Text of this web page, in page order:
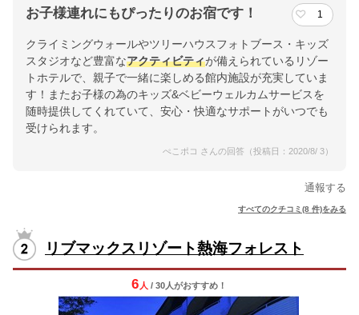
お子様連れにもぴったりのお宿です！ 1
クライミングウォールやツリーハウスフォトブース・キッズ
スタジオなど豊富なアクティビティが備えられているリゾー
トホテルで、親子で一緒に楽しめる館内施設が充実していま
す！またお子様の為のキッズ&ベビーウェルカムサービスを
随時提供してくれていて、安心・快適なサポートがいつでも
受けられます。
ぺこポコ さんの回答（投稿日：2020/8/ 3）
通報する
すべてのクチコミ(8 件)をみる
リブマックスリゾート熱海フォレスト
6 人 / 30人がおすすめ！